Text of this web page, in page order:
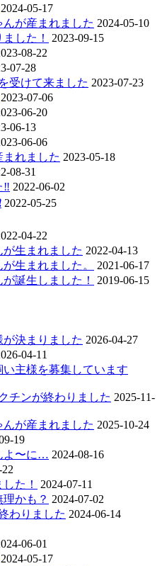
2024-05-17
んが産まれました 2024-05-10
した！
2023-09-15
08-22
07-28
受けて来ました 2023-07-23
2023-07-06
06-20
06-13
06-06
まれました 2023-05-18
08-31
‼️ 2022-06-02
2022-05-25
04-22
が生まれました 2022-04-13
生まれました。
2021-06-17
誕生しました！
2019-06-15
決まりました 2026-04-27
04-11
い主様を募集しています
チンが終わりました 2025-11-
んが産まれました 2025-10-24
19
よ〜に… 2024-08-16
た！
2024-07-11
かも？ 2024-07-02
わりました 2024-06-14
06-01
2024-05-17